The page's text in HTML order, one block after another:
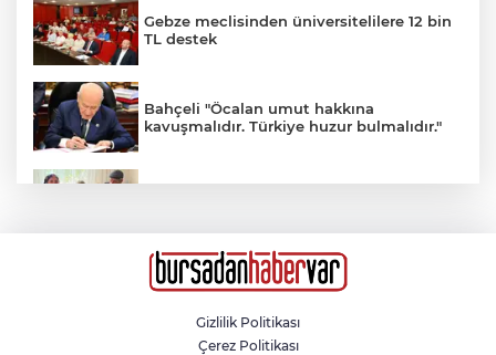
Gebze meclisinden üniversitelilere 12 bin
TL destek
Bahçeli "Öcalan umut hakkına
kavuşmalıdır. Türkiye huzur bulmalıdır."
Bardağı masaya sert koyunca kovuldu
Gizlilik Politikası
Çerez Politikası